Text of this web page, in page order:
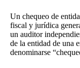
Un chequeo de
fiscal y jurídica
un auditor
de la entidad de una
denominarse